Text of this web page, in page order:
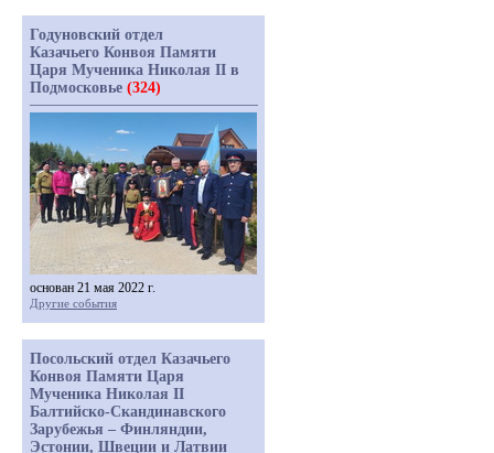
Годуновский отдел
Казачьего Конвоя Памяти
Царя Мученика Николая II в
Подмосковье (324)
основан 21 мая 2022 г.
Другие события
Посольский отдел Казачьего
Конвоя Памяти Царя
Мученика Николая II
Балтийско-Скандинавского
Зарубежья – Финляндии,
Эстонии, Швеции и Латвии